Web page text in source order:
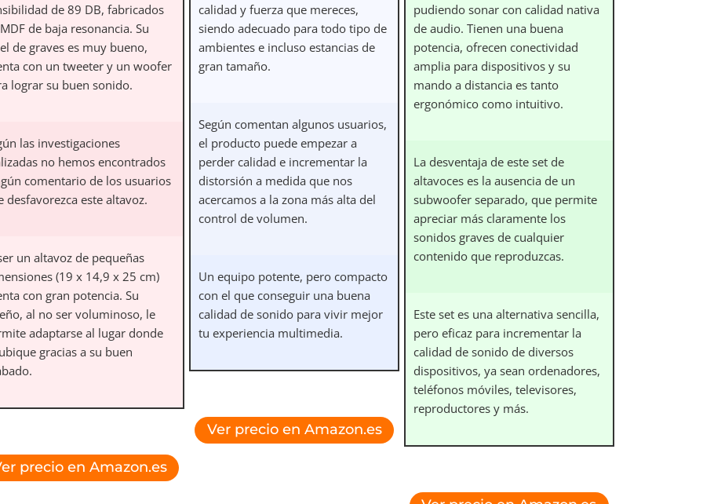
de 89 DB, fabricados
de baja resonancia. Su
de graves es muy bueno,
con un tweeter y un woofer
lograr su buen sonido.
las investigaciones
no hemos encontrados
comentario de los usuarios
desfavorezca este altavoz.
un altavoz de pequeñas
(19 x 14,9 x 25 cm)
con gran potencia. Su
al no ser voluminoso, le
adaptarse al lugar donde
gracias a su buen
precio en Amazon.es
calidad y fuerza que mereces,
siendo adecuado para todo tipo de
ambientes e incluso estancias de
gran tamaño.
Según comentan algunos usuarios,
el producto puede empezar a
perder calidad e incrementar la
distorsión a medida que nos
acercamos a la zona más alta del
control de volumen.
Un equipo potente, pero compacto
con el que conseguir una buena
calidad de sonido para vivir mejor
tu experiencia multimedia.
Ver precio en Amazon.es
pudiendo sonar con calidad nativa
de audio. Tienen una buena
potencia, ofrecen conectividad
amplia para dispositivos y su
mando a distancia es tanto
ergonómico como intuitivo.
La desventaja de este set de
altavoces es la ausencia de un
subwoofer separado, que permite
apreciar más claramente los
sonidos graves de cualquier
contenido que reproduzcas.
Este set es una alternativa sencilla,
pero eficaz para incrementar la
calidad de sonido de diversos
dispositivos, ya sean ordenadores,
teléfonos móviles, televisores,
reproductores y más.